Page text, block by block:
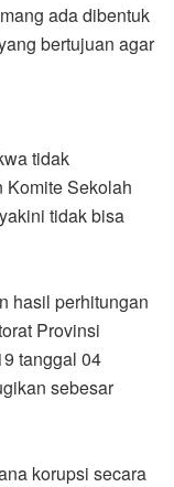
ada dibentuk
bertujuan agar
tidak
Komite Sekolah
tidak bisa
hasil perhitungan
Provinsi
tanggal 04
sebesar
korupsi secara